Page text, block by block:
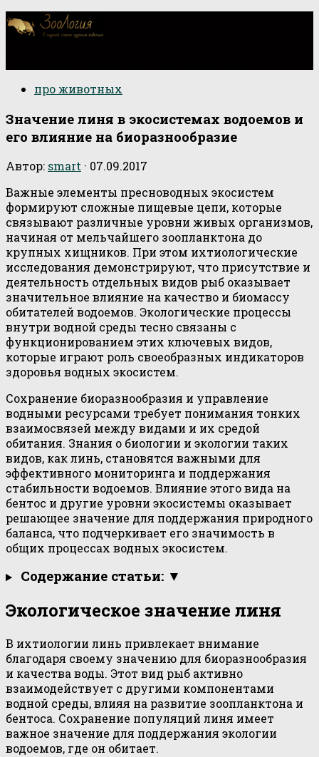
про животных
Значение линя в экосистемах водоемов и
его влияние на биоразнообразие
Автор: smart · 07.09.2017
Важные элементы пресноводных экосистем
формируют сложные пищевые цепи, которые
связывают различные уровни живых организмов,
начиная от мельчайшего зоопланктона до
крупных хищников. При этом ихтиологические
исследования демонстрируют, что присутствие и
деятельность отдельных видов рыб оказывает
значительное влияние на качество и биомассу
обитателей водоемов. Экологические процессы
внутри водной среды тесно связаны с
функционированием этих ключевых видов,
которые играют роль своеобразных индикаторов
здоровья водных экосистем.
Сохранение биоразнообразия и управление
водными ресурсами требует понимания тонких
взаимосвязей между видами и их средой
обитания. Знания о биологии и экологии таких
видов, как линь, становятся важными для
эффективного мониторинга и поддержания
стабильности водоемов. Влияние этого вида на
бентос и другие уровни экосистемы оказывает
решающее значение для поддержания природного
баланса, что подчеркивает его значимость в
общих процессах водных экосистем.
Содержание статьи: ▼
Экологическое значение линя
В ихтиологии линь привлекает внимание
благодаря своему значению для биоразнообразия
и качества воды. Этот вид рыб активно
взаимодействует с другими компонентами
водной среды, влияя на развитие зоопланктона и
бентоса. Сохранение популяций линя имеет
важное значение для поддержания экологии
водоемов, где он обитает.